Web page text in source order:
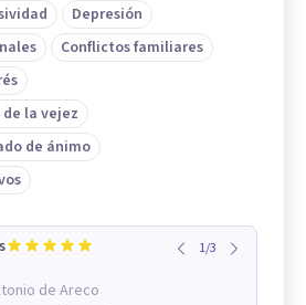
Depresión
Conflictos familiares
la vejez
de ánimo
de Areco
1/3